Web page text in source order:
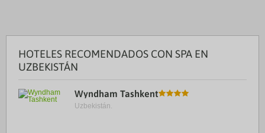
HOTELES RECOMENDADOS CON SPA EN
UZBEKISTÁN
Wyndham Tashkent
Uzbekistán.